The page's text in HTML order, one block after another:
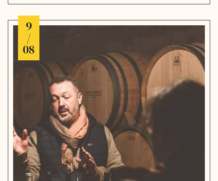
9
/
08